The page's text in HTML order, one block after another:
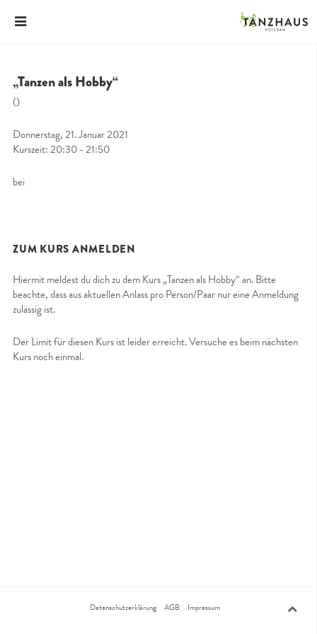
„Tanzen als Hobby“
()
Donnerstag, 21. Januar 2021
Kurszeit: 20:30 - 21:50
bei
ZUM KURS ANMELDEN
Hiermit meldest du dich zu dem Kurs „Tanzen als Hobby“ an. Bitte
beachte, dass aus aktuellen Anlass pro Person/Paar nur eine Anmeldung
zulässig ist.
Der Limit für diesen Kurs ist leider erreicht. Versuche es beim nächsten
Kurs noch einmal.
Datenschutzerklärung AGB Impressum